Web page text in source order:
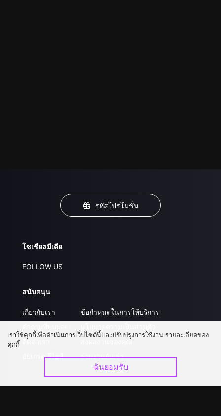
รหัสโปรโมชั่น
โซเชียลมีเดีย
FOLLOW US
สนับสนุน
เกี่ยวกับเรา
ติดต่อเรา
อัปเกรด วีไอพี
ข้อกำหนดในการให้บริการ
ส่งผลงานของคุณ
ร่วมงานกับเรา
เราใช้คุกกี้เพื่อดำเนินการเว็บไซต์นี้และปรับปรุงการใช้งาน รายละเอียดของ
คุกกี้
ฉันยอมรับ